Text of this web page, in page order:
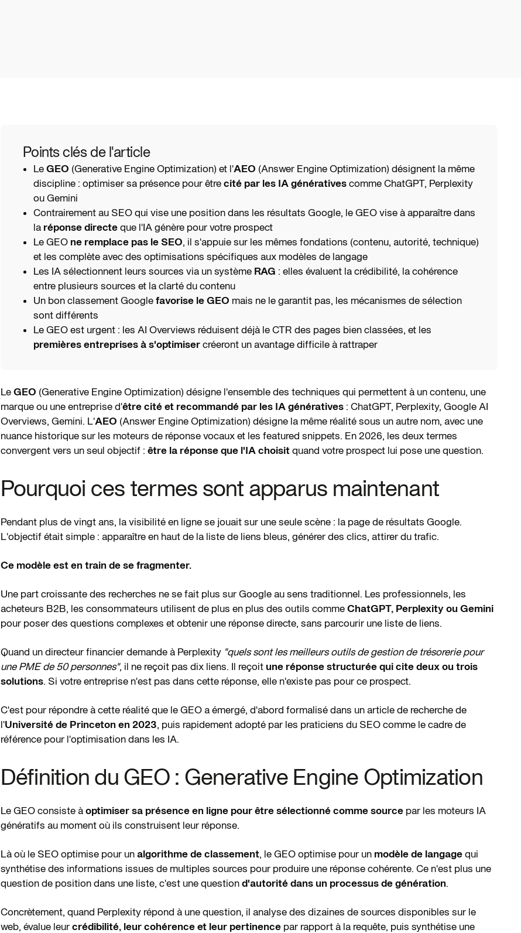
Points clés de l'article
Le GEO (Generative Engine Optimization) et l'AEO (Answer Engine Optimization) désignent la même
discipline : optimiser sa présence pour être cité par les IA générativescomme ChatGPT, Perplexity
ou Gemini
Contrairement au SEO qui vise une position dans les résultats Google, le GEO vise à apparaître dans
la réponse directeque l'IA génère pour votre prospect
Le GEO ne remplace pas le SEO, il s'appuie sur les mêmes fondations (contenu, autorité, technique)
et les complète avec des optimisations spécifiques aux modèles de langage
Les IA sélectionnent leurs sources via un système RAG : elles évaluent la crédibilité, la cohérence
entre plusieurs sources et la clarté du contenu
Un bon classement Google favorise le GEO mais ne le garantit pas, les mécanismes de sélection
sont différents
Le GEO est urgent : les AI Overviews réduisent déjà le CTR des pages bien classées, et les
premières entreprises à s'optimisercréeront un avantage difficile à rattraper
Le GEO (Generative Engine Optimization) désigne l'ensemble des techniques qui permettent à un contenu, une
marque ou une entreprise d'être cité et recommandé par les IA génératives: ChatGPT, Perplexity, Google AI
Overviews, Gemini. L'AEO (Answer Engine Optimization) désigne la même réalité sous un autre nom, avec une
nuance historique sur les moteurs de réponse vocaux et les featured snippets. En 2026, les deux termes
convergent vers un seul objectif : être la réponse que l'IA choisitquand votre prospect lui pose une question.
Pourquoi ces termes sont apparus maintenant
Pendant plus de vingt ans, la visibilité en ligne se jouait sur une seule scène : la page de résultats Google.
L'objectif était simple : apparaître en haut de la liste de liens bleus, générer des clics, attirer du trafic.
Ce modèle est en train de se fragmenter.
Une part croissante des recherches ne se fait plus sur Google au sens traditionnel. Les professionnels, les
acheteurs B2B, les consommateurs utilisent de plus en plus des outils comme ChatGPT, Perplexity ou Gemini
pour poser des questions complexes et obtenir une réponse directe, sans parcourir une liste de liens.
Quand un directeur financier demande à Perplexity "quels sont les meilleurs outils de gestion de trésorerie pour
une PME de 50 personnes", il ne reçoit pas dix liens. Il reçoit une réponse structurée qui cite deux ou trois
solutions. Si votre entreprise n'est pas dans cette réponse, elle n'existe pas pour ce prospect.
C'est pour répondre à cette réalité que le GEO a émergé, d'abord formalisé dans un article de recherche de
l'Université de Princeton en 2023, puis rapidement adopté par les praticiens du SEO comme le cadre de
référence pour l'optimisation dans les IA.
Définition du GEO : Generative Engine Optimization
Le GEO consiste à optimiser sa présence en ligne pour être sélectionné comme sourcepar les moteurs IA
génératifs au moment où ils construisent leur réponse.
Là où le SEO optimise pour un algorithme de classement, le GEO optimise pour un modèle de langagequi
synthétise des informations issues de multiples sources pour produire une réponse cohérente. Ce n'est plus une
question de position dans une liste, c'est une question d'autorité dans un processus de génération.
Concrètement, quand Perplexity répond à une question, il analyse des dizaines de sources disponibles sur le
web, évalue leur crédibilité, leur cohérence et leur pertinencepar rapport à la requête, puis synthétise une